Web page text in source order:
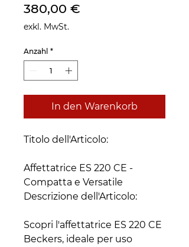
380,00 €
exkl. MwSt.
Anzahl *
In den Warenkorb
Titolo dell'Articolo:
Affettatrice ES 220 CE -
Compatta e Versatile
Descrizione dell'Articolo:
Scopri l'affettatrice ES 220 CE
Beckers, ideale per uso